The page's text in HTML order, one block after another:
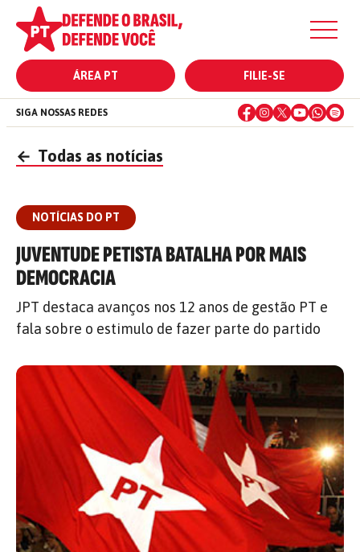
ÁREA PT FILIE-SE
SIGA NOSSAS REDES
← Todas as notícias
NOTÍCIAS DO PT
JUVENTUDE PETISTA BATALHA POR MAIS
DEMOCRACIA
JPT destaca avanços nos 12 anos de gestão PT e
fala sobre o estimulo de fazer parte do partido